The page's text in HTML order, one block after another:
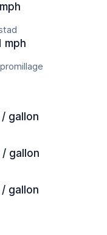
mph
gallon
gallon
gallon